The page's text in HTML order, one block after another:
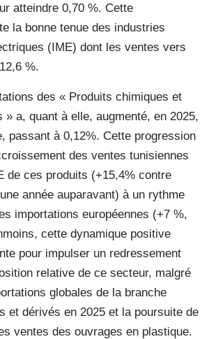
atteindre 0,70 %. Cette
la bonne tenue des industries
(IME) dont les ventes vers
%.
des « Produits chimiques et
» a, quant à elle, augmenté, en 2025,
passant à 0,12%. Cette progression
des ventes tunisiennes
de ces produits (+15,4% contre
année auparavant) à un rythme
importations européennes (+7 %,
cette dynamique positive
pour impulser un redressement
relative de ce secteur, malgré
globales de la branche
et dérivés en 2025 et la poursuite de
ventes des ouvrages en plastique.